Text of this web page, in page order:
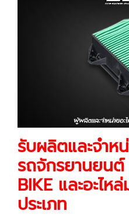
รับผลิตและจำห
รถจักรยานยนต์
BIKE และอะไห
ประเภท